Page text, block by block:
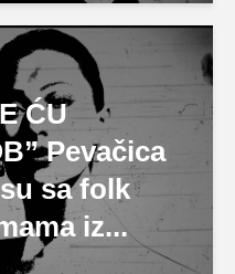
ĆU
Pevačica
sa folk
iz...